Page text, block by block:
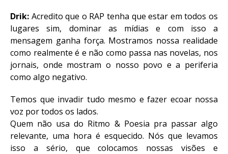
Drik: Acredito que o RAP tenha que estar em todos os
lugares sim, dominar as mídias e com isso a
mensagem ganha força. Mostramos nossa realidade
como realmente é e não como passa nas novelas, nos
jornais, onde mostram o nosso povo e a periferia
como algo negativo.
Temos que invadir tudo mesmo e fazer ecoar nossa
voz por todos os lados.
Quem não usa do Ritmo & Poesia pra passar algo
relevante, uma hora é esquecido. Nós que levamos
isso a sério, que colocamos nossas visões e